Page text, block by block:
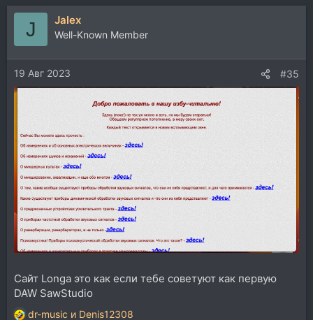
а
и
и
:
J Jalex
Well-Known Member
19 Авг 2023 #35
Сайт Longа это как если тебе советуют как первую
DAW SawStudio
dr-music и Denis12308